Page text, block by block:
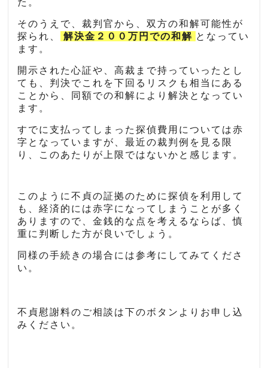
そのうえで、裁判官から、双方の和解可能性が
探られ、
解決金２００万円での和解 となってい
ます。
開示された心証や、高裁まで持っていったとし
ても、判決でこれを下回るリスクも相当にある
ことから、同額での和解により解決となってい
ます。
すでに支払ってしまった探偵費用については赤
字となっていますが、最近の裁判例を見る限
り、このあたりが上限ではないかと感じます。
このように不貞の証拠のために探偵を利用して
も、経済的には赤字になってしまうことが多く
ありますので、金銭的な点を考えるならば、慎
重に判断した方が良いでしょう。
同様の手続きの場合には参考にしてみてくださ
い。
不貞慰謝料のご相談は下のボタンよりお申し込
みください。